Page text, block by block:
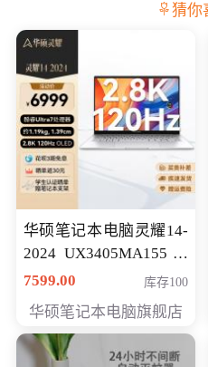
猜你
华硕笔记本电脑灵耀14-
2024 UX3405MA155冰
川银 oled 智慧轻薄本 会
7599.00 库存100
华硕笔记本电脑旗舰店